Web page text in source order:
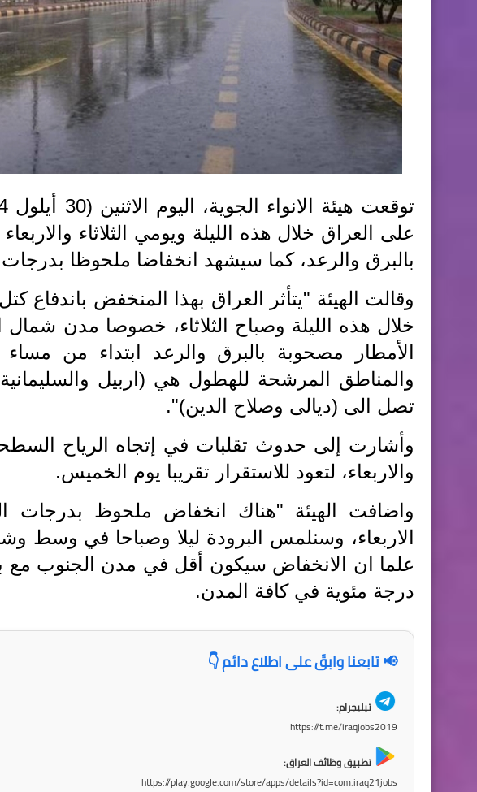
على العراق خلال هذه الليلة ويومي الثلاثاء
بالبرق والرعد، كما سيشهد انخفاضا ملحوظا بدرجات
وقالت الهيئة "يتأثر العراق بهذا المنخفض باندفاع
خلال هذه الليلة وصباح الثلاثاء، خصوصا مدن
الأمطار مصحوبة بالبرق والرعد ابتداء من مساء
والمناطق المرشحة للهطول هي (اربيل
تصل الى (ديالى وصلاح الدين)".
وأشارت إلى حدوث تقلبات في إتجاه الرياح
والاربعاء، لتعود للاستقرار تقريبا يوم الخميس.
واضافت الهيئة "هناك انخفاض ملحوظ بدرجات
الاربعاء، وسنلمس البرودة ليلا وصباحا في وسط
درجة مئوية في كافة المدن.
📢 تابعنا وابقَ على اطلاع دائم 👇
تيليجرام:
https://t.me/iraqjobs2019
تطبيق وظائف العراق:
https://play.google.com/store/apps/details?id=com.iraq21jobs